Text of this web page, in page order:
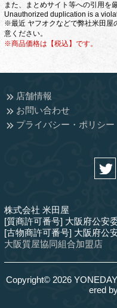
また、まとめサイト等への引用を
Unauthorized duplication is a
※最近 ヤフオクなどで弊社米田屋
意ください。
※商品価格は【税込】です。
店舗情報
お問い合わせ
プライバシー・ポリシー
株式会社 米田屋
[質商許可番号] 大阪府公安
[古物商許可番号] 大阪府
大阪質屋協同組合加盟店
Copyright© 2026
ered